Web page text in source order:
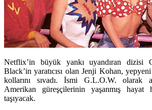
Netflix’in büyük yankı uyandıran dizisi
Black’in yaratıcısı olan Jenji Kohan,
kollarını sıvadı. İsmi G.L.O.W. olarak
Amerikan güreşçilerinin yaşanmış hayat
taşıyacak.